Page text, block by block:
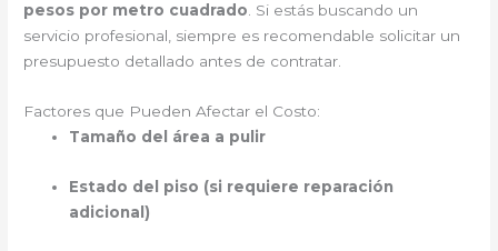
pesos por metro cuadrado . Si estás buscando un
servicio profesional, siempre es recomendable solicitar un
presupuesto detallado antes de contratar.
Factores que Pueden Afectar el Costo:
Tamaño del área a pulir
Estado del piso (si requiere reparación
adicional)